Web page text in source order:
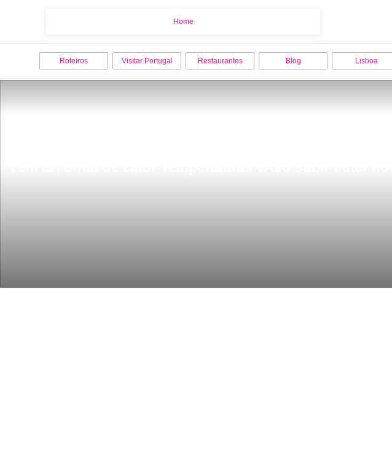
Home
Roteiros Visitar Portugal Restaurantes Blog Lisboa